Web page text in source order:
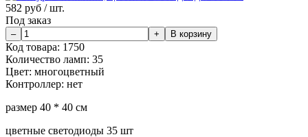
582 руб / шт.
Под заказ
Код товара: 1750
Количество ламп: 35
Цвет: многоцветный
Контроллер: нет
размер 40 * 40 см
цветные светодиоды 35 шт